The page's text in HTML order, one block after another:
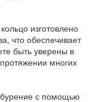
изготовлено
что обеспечивает
быть уверены в
многих
бурение с помощью